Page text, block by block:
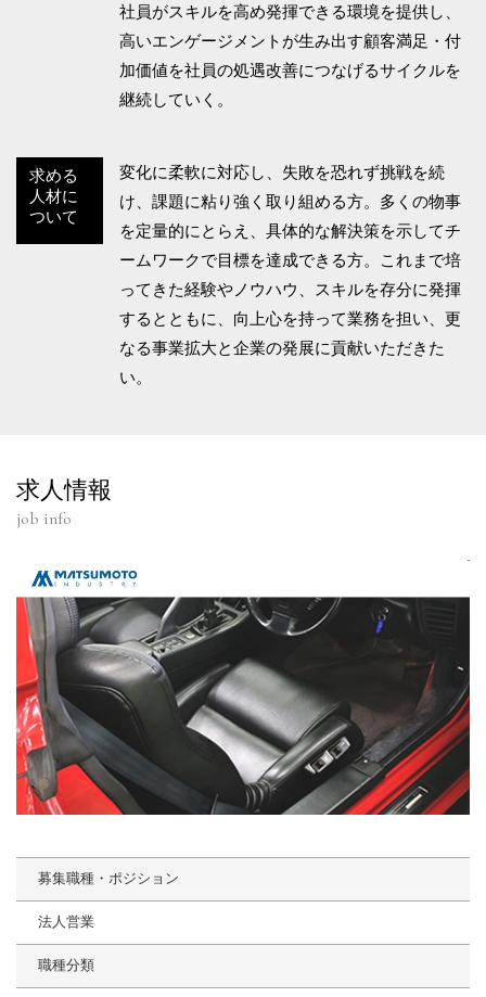
社員がスキルを高め発揮できる環境を提供し、
高いエンゲージメントが生み出す顧客満足・付
加価値を社員の処遇改善につなげるサイクルを
継続していく。
求める
人材に
ついて
変化に柔軟に対応し、失敗を恐れず挑戦を続
け、課題に粘り強く取り組める方。多くの物事
を定量的にとらえ、具体的な解決策を示してチ
ームワークで目標を達成できる方。これまで培
ってきた経験やノウハウ、スキルを存分に発揮
するとともに、向上心を持って業務を担い、更
なる事業拡大と企業の発展に貢献いただきた
い。
求人情報
job info
募集職種・ポジション
法人営業
職種分類